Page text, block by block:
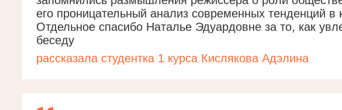
его проницательный анализ современных тенденций в
Отдельное спасибо Наталье Эдуардовне за то, как
беседу
рассказала студентка 1 курса Кислякова Адэлина